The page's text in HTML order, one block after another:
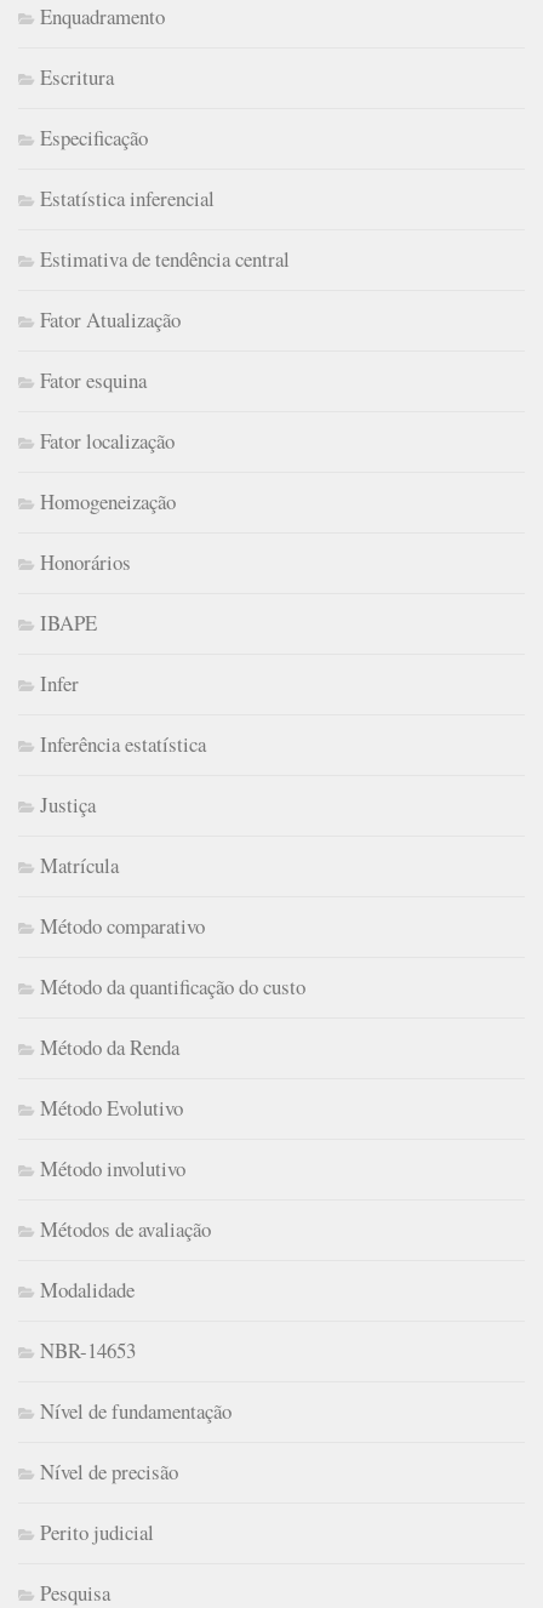
Enquadramento
Escritura
Especificação
Estatística inferencial
Estimativa de tendência central
Fator Atualização
Fator esquina
Fator localização
Homogeneização
Honorários
IBAPE
Infer
Inferência estatística
Justiça
Matrícula
Método comparativo
Método da quantificação do custo
Método da Renda
Método Evolutivo
Método involutivo
Métodos de avaliação
Modalidade
NBR-14653
Nível de fundamentação
Nível de precisão
Perito judicial
Pesquisa